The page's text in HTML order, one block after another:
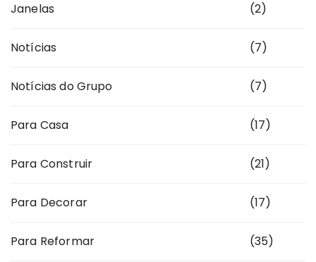
Janelas (2)
Notícias (7)
Notícias do Grupo (7)
Para Casa (17)
Para Construir (21)
Para Decorar (17)
Para Reformar (35)